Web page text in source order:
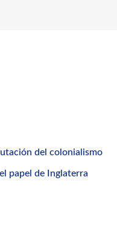
del colonialismo
papel de Inglaterra